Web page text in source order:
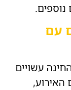
נוספים.
עם
עשויים
האירוע,